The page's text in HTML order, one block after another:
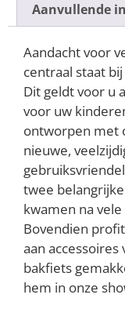
Aanvullende
Aandacht voor
centraal staat
Dit geldt voor u
voor uw
ontworpen met
nieuwe,
twee
kwamen na
Bovendien
aan
bakfiets
hem in onze